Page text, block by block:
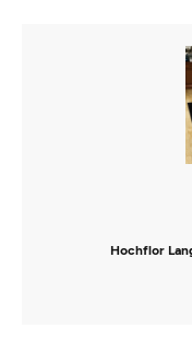
Hochflor